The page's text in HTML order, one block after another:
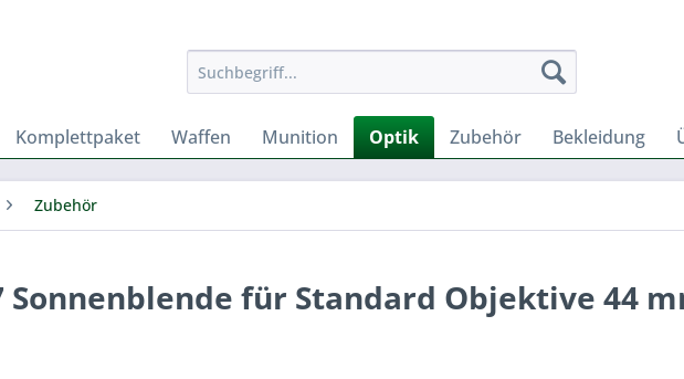
Komplettpaket Waffen Munition Optik Zubehör Bekleidung
Zubehör
Sonnenblende für Standard Objektive 44